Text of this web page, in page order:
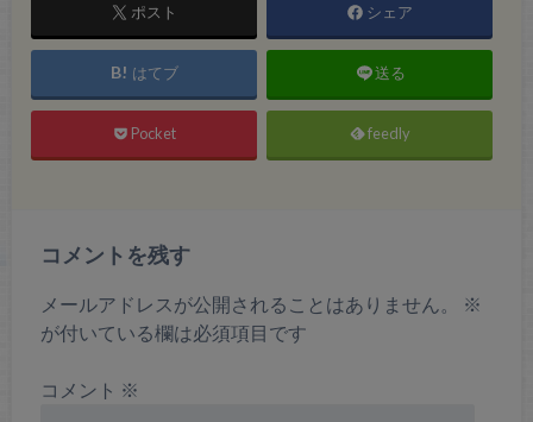
ポスト シェア
はてブ 送る
Pocket feedly
コメントを残す
メールアドレスが公開されることはありません。
※
が付いている欄は必須項目です
コメント ※